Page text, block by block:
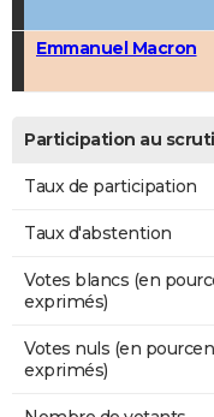
Emmanuel Macron
Participation au
Taux de participation
Taux d'abstention
Votes blancs (en
exprimés)
Votes nuls (en
exprimés)